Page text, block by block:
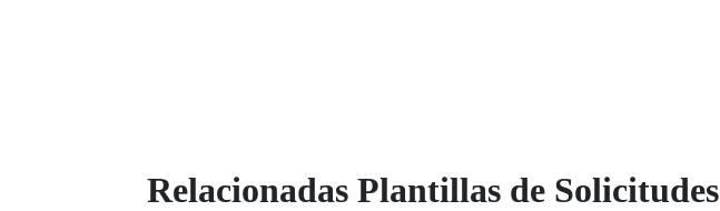
Relacionadas Plantillas de Solicitudes